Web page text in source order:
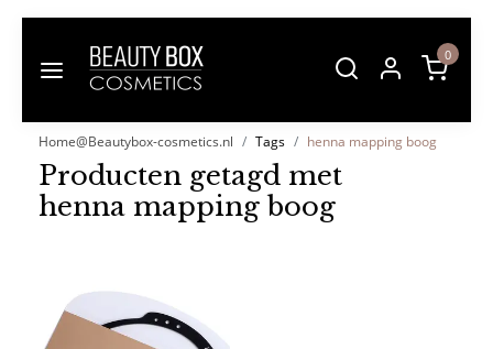
0
Home@Beautybox-cosmetics.nl Tags henna mapping boog
Producten getagd met
henna mapping boog